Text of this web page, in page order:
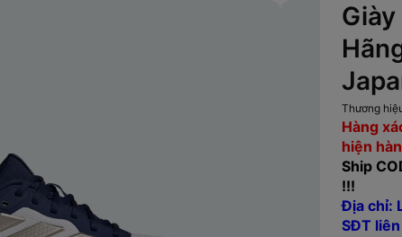
Thương
Hàng
hiện
Ship
!!!
Địa chỉ:
SĐT